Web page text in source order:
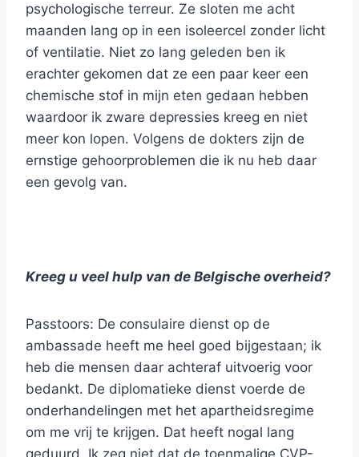
psychologische terreur. Ze sloten me acht
maanden lang op in een isoleercel zonder licht
of ventilatie. Niet zo lang geleden ben ik
erachter gekomen dat ze een paar keer een
chemische stof in mijn eten gedaan hebben
waardoor ik zware depressies kreeg en niet
meer kon lopen. Volgens de dokters zijn de
ernstige gehoorproblemen die ik nu heb daar
een gevolg van.
Kreeg u veel hulp van de Belgische overheid?
Passtoors: De consulaire dienst op de
ambassade heeft me heel goed bijgestaan; ik
heb die mensen daar achteraf uitvoerig voor
bedankt. De diplomatieke dienst voerde de
onderhandelingen met het apartheidsregime
om me vrij te krijgen. Dat heeft nogal lang